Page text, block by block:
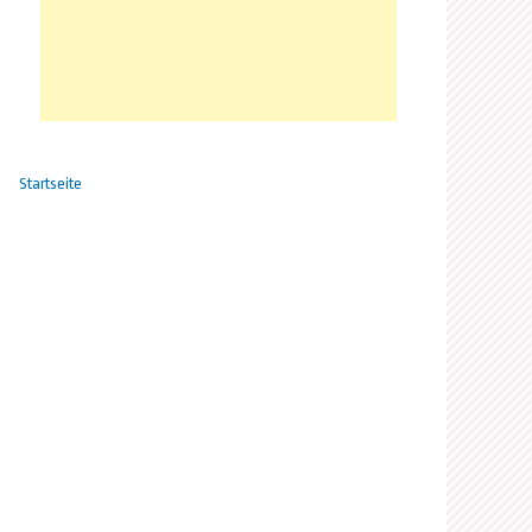
Startseite